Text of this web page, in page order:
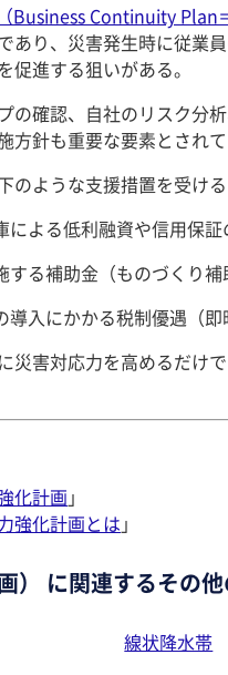
Business Continuity Plan
あり、災害発生時に従業
進する狙いがある。
の確認、自社のリスク分
方針も重要な要素とされて
のような支援措置を受ける
による低利融資や信用保証
する補助金（ものづくり
入にかかる税制優遇（即
災害対応力を高めるだけ
化計画 」
強化計画とは 」
） に関連するその
線状降水帯